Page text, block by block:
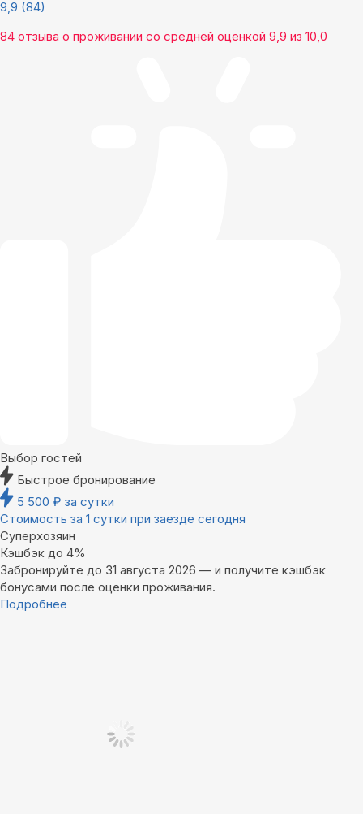
9,9 (84)
84 отзыва о проживании со средней оценкой 9,9 из 10,0
Выбор гостей
Быстрое бронирование
5 500 ₽ за сутки
Стоимость за 1 сутки при заезде сегодня
Суперхозяин
Кэшбэк до 4%
Забронируйте до 31 августа 2026 — и получите кэшбэк
бонусами после оценки проживания.
Подробнее